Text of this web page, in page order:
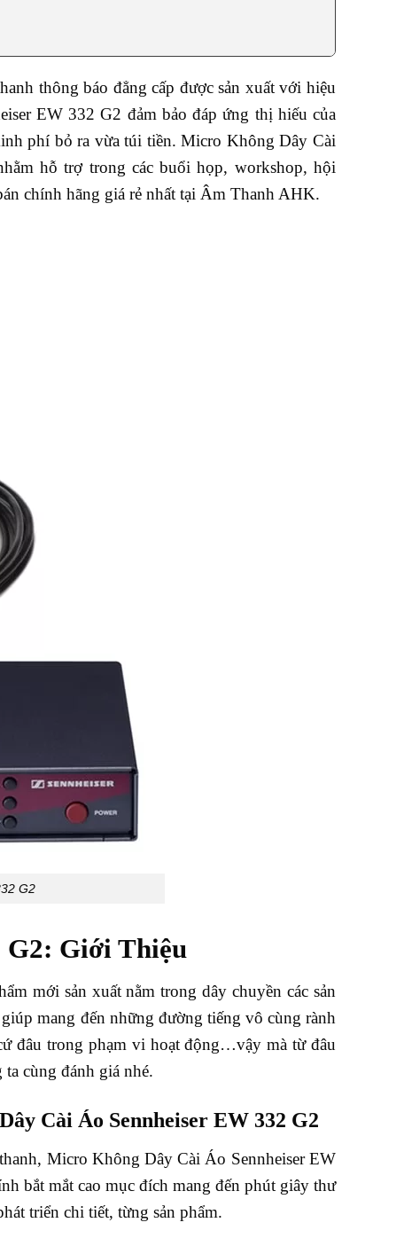
thông báo đẳng cấp được sản xuất với hiệu
EW 332 G2 đảm bảo đáp ứng thị hiếu của
phí bỏ ra vừa túi tiền. Micro Không Dây Cài
hỗ trợ trong các buổi họp, workshop, hội
chính hãng giá rẻ nhất tại Âm Thanh AHK.
G2
G2: Giới Thiệu
mới sản xuất nằm trong dây chuyền các sản
mang đến những đường tiếng vô cùng rành
đâu trong phạm vi hoạt động…vậy mà từ đâu
cùng đánh giá nhé.
Cài Áo Sennheiser EW 332 G2
Micro Không Dây Cài Áo Sennheiser EW
bắt mắt cao mục đích mang đến phút giây thư
triển chi tiết, từng sản phẩm.